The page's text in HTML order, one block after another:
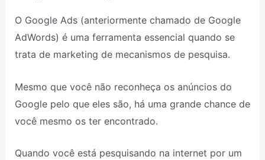
O Google Ads (anteriormente chamado de Google
AdWords) é uma ferramenta essencial quando se
trata de marketing de mecanismos de pesquisa.
Mesmo que você não reconheça os anúncios do
Google pelo que eles são, há uma grande chance de
você mesmo os ter encontrado.
Quando você está pesquisando na internet por um